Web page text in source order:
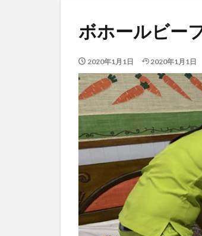
ボホールビー
2020年1月1日 2020年1月1日